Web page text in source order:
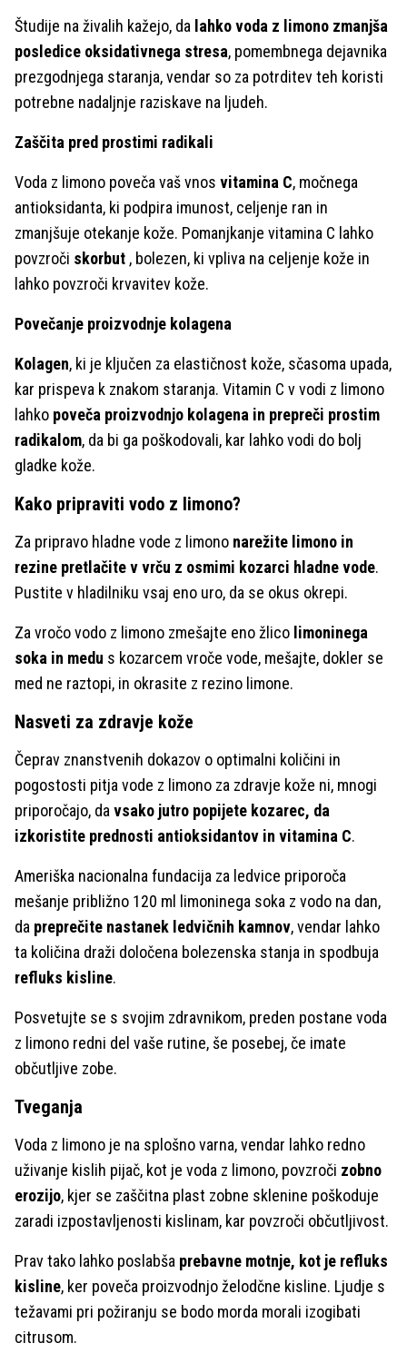
Študije na živalih kažejo, da lahko voda z limono zmanjša
posledice oksidativnega stresa, pomembnega dejavnika
prezgodnjega staranja, vendar so za potrditev teh koristi
potrebne nadaljnje raziskave na ljudeh.
Zaščita pred prostimi radikali
Voda z limono poveča vaš vnos vitamina C, močnega
antioksidanta, ki podpira imunost, celjenje ran in
zmanjšuje otekanje kože. Pomanjkanje vitamina C lahko
povzroči skorbut , bolezen, ki vpliva na celjenje kože in
lahko povzroči krvavitev kože.
Povečanje proizvodnje kolagena
Kolagen, ki je ključen za elastičnost kože, sčasoma upada,
kar prispeva k znakom staranja. Vitamin C v vodi z limono
lahko poveča proizvodnjo kolagena in prepreči prostim
radikalom, da bi ga poškodovali, kar lahko vodi do bolj
gladke kože.
Kako pripraviti vodo z limono?
Za pripravo hladne vode z limono narežite limono in
rezine pretlačite v vrču z osmimi kozarci hladne vode.
Pustite v hladilniku vsaj eno uro, da se okus okrepi.
Za vročo vodo z limono zmešajte eno žlico limoninega
soka in medu s kozarcem vroče vode, mešajte, dokler se
med ne raztopi, in okrasite z rezino limone.
Nasveti za zdravje kože
Čeprav znanstvenih dokazov o optimalni količini in
pogostosti pitja vode z limono za zdravje kože ni, mnogi
priporočajo, da vsako jutro popijete kozarec, da
izkoristite prednosti antioksidantov in vitamina C.
Ameriška nacionalna fundacija za ledvice priporoča
mešanje približno 120 ml limoninega soka z vodo na dan,
da preprečite nastanek ledvičnih kamnov, vendar lahko
ta količina draži določena bolezenska stanja in spodbuja
refluks kisline.
Posvetujte se s svojim zdravnikom, preden postane voda
z limono redni del vaše rutine, še posebej, če imate
občutljive zobe.
Tveganja
Voda z limono je na splošno varna, vendar lahko redno
uživanje kislih pijač, kot je voda z limono, povzroči zobno
erozijo, kjer se zaščitna plast zobne sklenine poškoduje
zaradi izpostavljenosti kislinam, kar povzroči občutljivost.
Prav tako lahko poslabša prebavne motnje, kot je refluks
kisline, ker poveča proizvodnjo želodčne kisline. Ljudje s
težavami pri požiranju se bodo morda morali izogibati
citrusom.